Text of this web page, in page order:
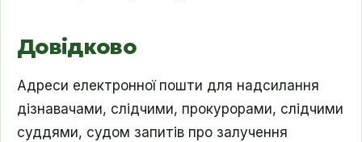
Довідково
Адреси електронної пошти для надсилання
дізнавачами, слідчими, прокурорами, слідчими
суддями, судом запитів про залучення